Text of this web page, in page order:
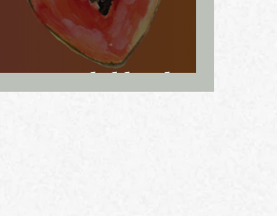
naar gelijkheid